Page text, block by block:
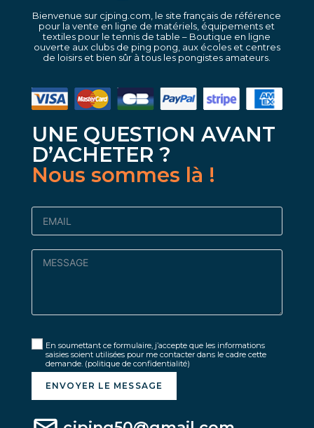
Bienvenue sur cjping.com, le site français de référence
pour la vente en ligne de matériels, équipements et
textiles pour le tennis de table – Boutique en ligne
ouverte aux clubs de ping pong, aux écoles et centres
de loisirs et bien sûr à tous les pongistes amateurs.
UNE QUESTION AVANT
D’ACHETER ?
Nous sommes là !
En soumettant ce formulaire, j’accepte que les informations
saisies soient utilisées pour me contacter dans le cadre cette
demande. (politique de confidentialité)
ENVOYER LE MESSAGE